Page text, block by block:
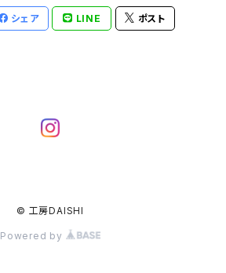
シェア LINE ポスト
© 工房DAISHI
Powered by